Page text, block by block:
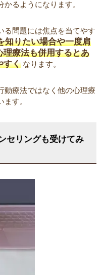
るようになります。
る問題には焦点を当てやす
知りたい場合や一度肩
理療法も併用するとあ
すく なります。
動療法ではなく他の心理療
す。
セリングも受けてみ